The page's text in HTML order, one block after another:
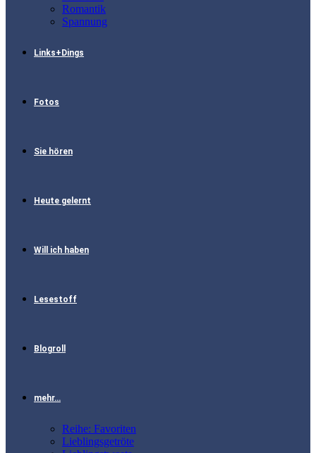
Romantik
Spannung
Links+Dings
Fotos
Sie hören
Heute gelernt
Will ich haben
Lesestoff
Blogroll
mehr…
Reihe: Favoriten
Lieblingsgetröte